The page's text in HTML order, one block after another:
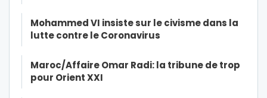
Mohammed VI insiste sur le civisme dans la
lutte contre le Coronavirus
Maroc/Affaire Omar Radi: la tribune de trop
pour Orient XXI